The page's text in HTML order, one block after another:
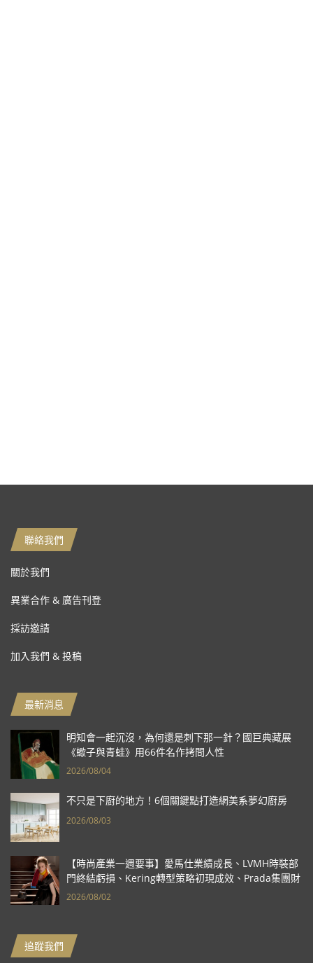
聯絡我們
關於我們
異業合作 & 廣告刊登
採訪邀請
加入我們 & 投稿
最新消息
明知會一起沉沒，為何還是刺下那一針？國巨典藏展
《蠍子與青蛙》用66件名作拷問人性
2026/08/04
不只是下廚的地方！6個關鍵點打造網美系夢幻廚房
2026/08/03
【時尚產業一週要事】愛馬仕業績成長、LVMH時裝部
門終結虧損、Kering轉型策略初現成效、Prada集團財
報亮眼
2026/08/02
追蹤我們